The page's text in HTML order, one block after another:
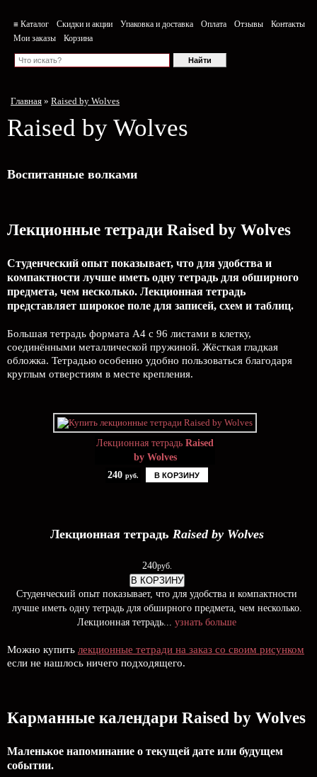
≡ Каталог Скидки и акции Упаковка и доставка Оплата Отзывы
Контакты
Мои заказы
Корзина
Главная » Raised by Wolves
Raised by Wolves
Воспитанные волками
Лекционные тетради Raised by Wolves
Студенческий опыт показывает, что для удобства и
компактности лучше иметь одну тетрадь для обширного
предмета, чем несколько. Лекционная тетрадь
представляет широкое поле для записей, схем и таблиц.
Большая тетрадь формата А4 с 96 листами в клетку,
соединёнными металлической пружиной. Жёсткая гладкая
обложка. Тетрадью особенно удобно пользоваться благодаря
круглым отверстиям в месте крепления.
Лекционная тетрадь Raised
by Wolves
240 руб. В КОРЗИНУ
Лекционная тетрадь Raised by Wolves
240руб.
В КОРЗИНУ
Студенческий опыт показывает, что для удобства и компактности
лучше иметь одну тетрадь для обширного предмета, чем несколько.
Лекционная тетрадь... узнать больше
Можно купить лекционные тетради на заказ со своим рисунком
если не нашлось ничего подходящего.
Карманные календари Raised by Wolves
Маленькое напоминание о текущей дате или будущем
событии.